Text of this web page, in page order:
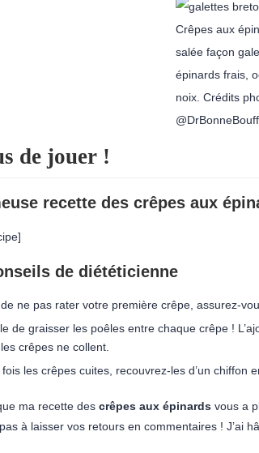
Crêpes aux
salée façon
épinards frais,
noix. Crédits
de jouer !
recette des crêpes aux
de diététicienne
ne pas rater votre première crêpe, assurez-
de graisser les poêles entre chaque crêpe !
crêpes ne collent.
fois les crêpes cuites, recouvrez-les d’un chiffon
ma recette des crêpes aux épinards vous a
à laisser vos retours en commentaires ! J’ai